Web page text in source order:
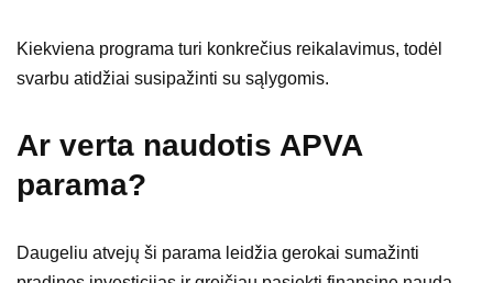
Kiekviena programa turi konkrečius reikalavimus, todėl
svarbu atidžiai susipažinti su sąlygomis.
Ar verta naudotis APVA
parama?
Daugeliu atvejų ši parama leidžia gerokai sumažinti